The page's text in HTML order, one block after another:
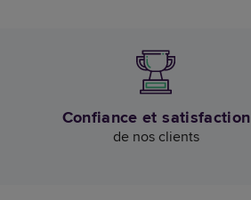
Confiance et satisfaction
de nos clients